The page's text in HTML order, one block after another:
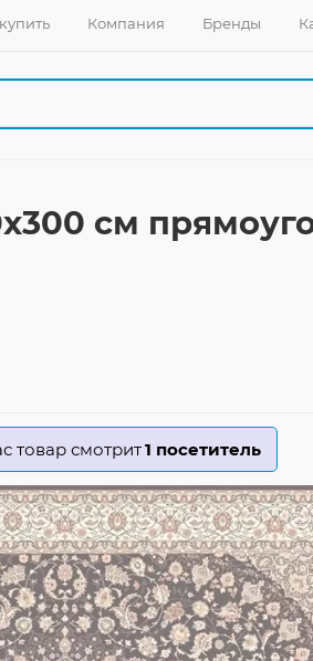
Компания Бренды
см
товар смотрит1 посетитель